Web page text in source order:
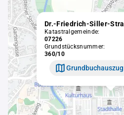
Katastralgemeinde:
07226
Grundstücksnummer:
360/10